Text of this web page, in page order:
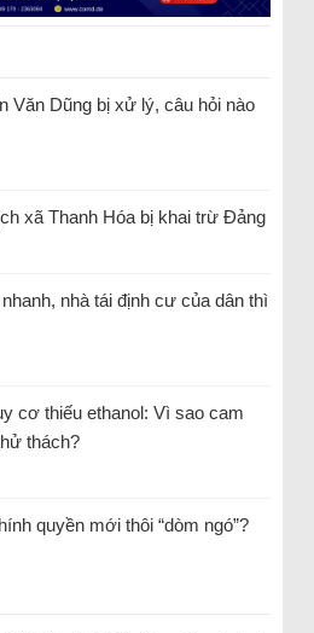
Văn Dũng bị xử lý, câu hỏi nào
xã Thanh Hóa bị khai trừ Đảng
nhà tái định cư của dân thì
cơ thiếu ethanol: Vì sao cam
thách?
quyền mới thôi “dòm ngó”?